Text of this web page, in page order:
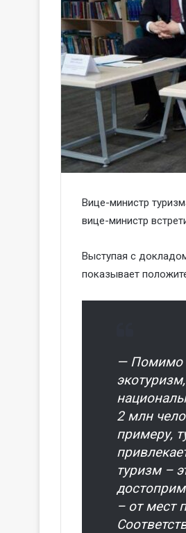
Вице-министр
вице-министр
Выступая с
показывает
— Помимо
2 млн
примеру,
туризм –
– от мест